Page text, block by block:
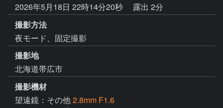
2026年5月18日 22時14分20秒
露出 2分
撮影方法
夜モード、固定撮影
撮影地
北海道帯広市
撮影機材
望遠鏡：その他2.8mm F1.6